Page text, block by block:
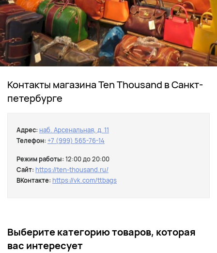
Контакты магазина Ten Thousand в Санкт-
петербурге
Адрес: наб. Арсенальная, д. 11
Телефон: +7 (999) 565-76-14
Режим работы: 12:00 до 20:00
Сайт: https://ten-thousand.ru/
ВКонтакте: https://vk.com/ttbags
Выберите категорию товаров, которая
вас интересует